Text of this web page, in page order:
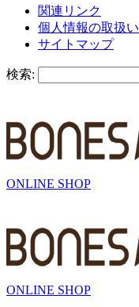
関連リンク
個人情報の取扱い
サイトマップ
検索:
ONLINE SHOP
ONLINE SHOP